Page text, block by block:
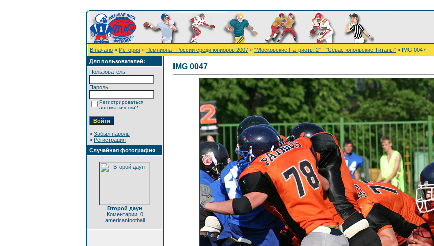
В начало » История » Чемпионат России среди юниоров 2007 » "Московские Патриоты-2" - "Севастопольские Титаны" » IMG 0047
Для пользователей:
Пользователь:
Пароль:
Регистрироваться
автоматически?
» Забыл пароль
» Регистрация
Случайная фотография
Второй даун
Коментарии: 0
americanfootball
IMG 0047